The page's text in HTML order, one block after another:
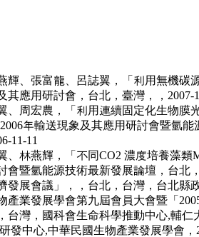
輝、張富龍、呂誌翼，「利用無機碳
其應用研討會，台北，臺灣，，2007-
、周宏農，「利用連續固定化生物膜
年輸送現象及其應用研討會暨氫
11-11
、林燕輝，「不同CO2 濃度培養藻類
會暨氫能源技術最新發展論壇，台北
發展會議」，，台北，台灣，台北縣
產業發展學會第九屆會員大會暨「
台灣，國科會生命科學推動中心,輔仁
發中心,中華民國生物產業發展學會，